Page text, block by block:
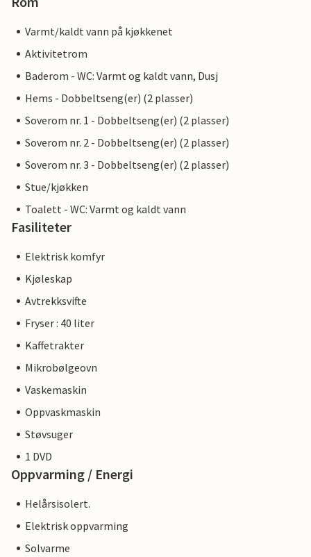
Varmt/kaldt vann på kjøkkenet
Aktivitetrom
Baderom - WC: Varmt og kaldt vann, Dusj
Hems - Dobbeltseng(er) (2 plasser)
Soverom nr. 1 - Dobbeltseng(er) (2 plasser)
Soverom nr. 2 - Dobbeltseng(er) (2 plasser)
Soverom nr. 3 - Dobbeltseng(er) (2 plasser)
Stue/kjøkken
Toalett - WC: Varmt og kaldt vann
Fasiliteter
Elektrisk komfyr
Kjøleskap
Avtrekksvifte
Fryser : 40 liter
Kaffetrakter
Mikrobølgeovn
Vaskemaskin
Oppvaskmaskin
Støvsuger
1 DVD
Oppvarming / Energi
Helårsisolert.
Elektrisk oppvarming
Solvarme